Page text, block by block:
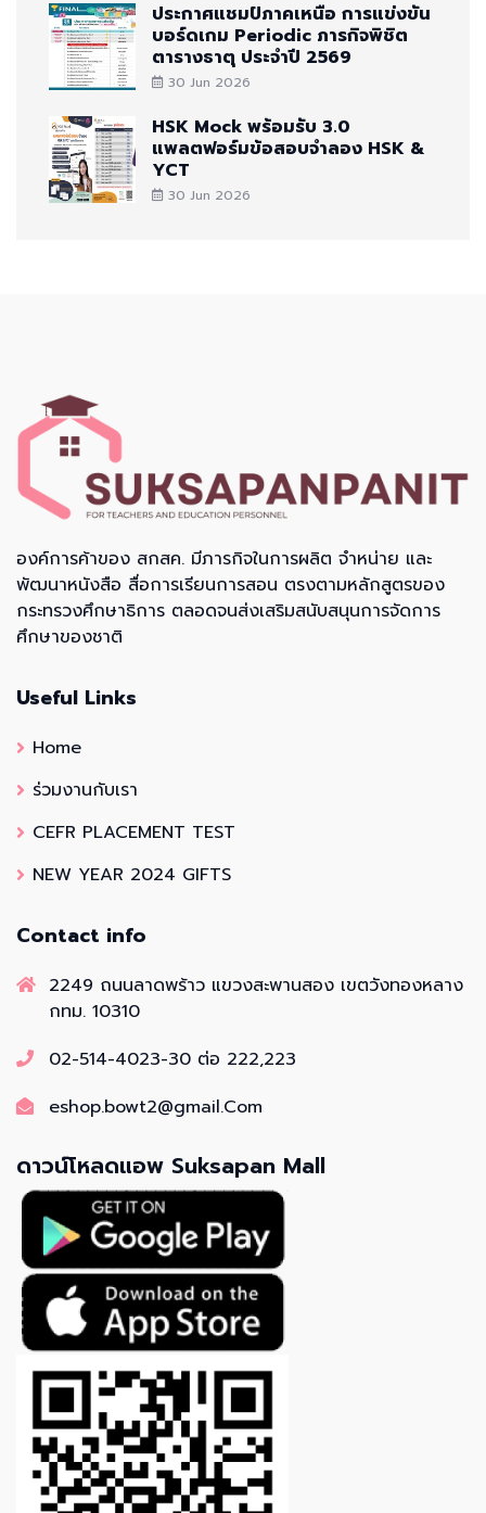
ประกาศแชมป์ภาคเหนือ การแข่งขัน
บอร์ดเกม Periodic ภารกิจพิชิต
ตารางธาตุ ประจำปี 2569
30 Jun 2026
HSK Mock พร้อมรับ 3.0
แพลตฟอร์มข้อสอบจำลอง HSK &
YCT
30 Jun 2026
องค์การค้าของ สกสค. มีภารกิจในการผลิต จำหน่าย และ
พัฒนาหนังสือ สื่อการเรียนการสอน ตรงตามหลักสูตรของ
กระทรวงศึกษาธิการ ตลอดจนส่งเสริมสนับสนุนการจัดการ
ศึกษาของชาติ
Useful Links
Home
ร่วมงานกับเรา
CEFR PLACEMENT TEST
NEW YEAR 2024 GIFTS
Contact info
2249 ถนนลาดพร้าว แขวงสะพานสอง เขตวังทองหลาง
กทม. 10310
02-514-4023-30 ต่อ 222,223
eshop.bowt2@gmail.Com
ดาวน์โหลดแอพ Suksapan Mall